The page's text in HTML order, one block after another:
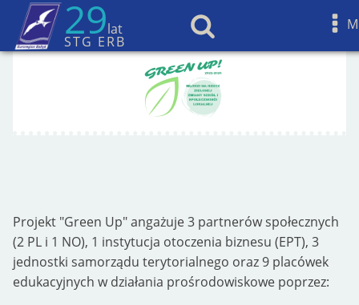
29lat
STG ERB
Projekt "Green Up" angażuje 3 partnerów społecznych
(2 PL i 1 NO), 1 instytucja otoczenia biznesu (EPT), 3
jednostki samorządu terytorialnego oraz 9 placówek
edukacyjnych w działania prośrodowiskowe poprzez: